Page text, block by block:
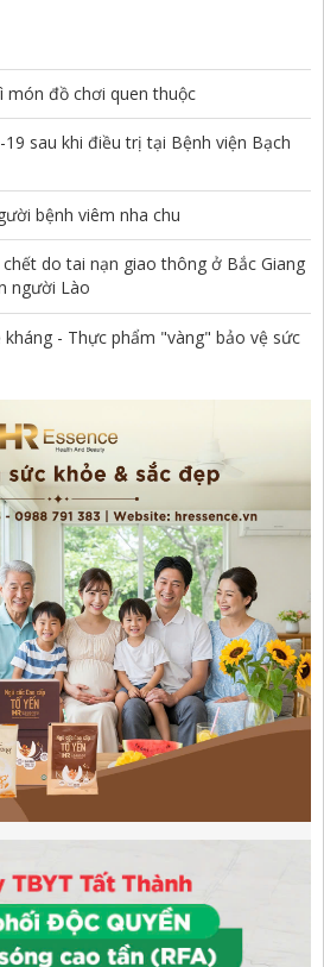
món đồ chơi quen thuộc
sau khi điều trị tại Bệnh viện Bạch
bệnh viêm nha chu
do tai nạn giao thông ở Bắc Giang
người Lào
- Thực phẩm "vàng" bảo vệ sức